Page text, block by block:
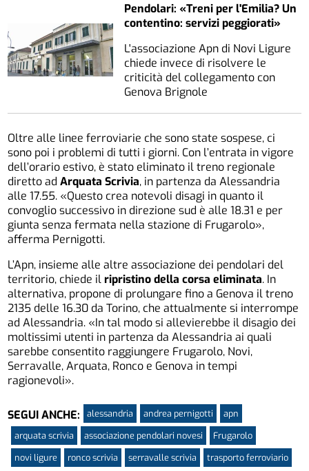
Pendolari: «Treni per l'Emilia? Un
contentino: servizi peggiorati»
L'associazione Apn di Novi Ligure
chiede invece di risolvere le
criticità del collegamento con
Genova Brignole
Oltre alle linee ferroviarie che sono state sospese, ci
sono poi i problemi di tutti i giorni. Con l’entrata in vigore
dell’orario estivo, è stato eliminato il treno regionale
diretto adArquata Scrivia, in partenza da Alessandria
alle 17.55. «Questo crea notevoli disagi in quanto il
convoglio successivo in direzione sud è alle 18.31 e per
giunta senza fermata nella stazione di Frugarolo»,
afferma Pernigotti.
L’Apn, insieme alle altre associazione dei pendolari del
territorio, chiede ilripristino della corsa eliminata. In
alternativa, propone di prolungare fino a Genova il treno
2135 delle 16.30 da Torino, che attualmente si interrompe
ad Alessandria. «In tal modo si allevierebbe il disagio dei
moltissimi utenti in partenza da Alessandria ai quali
sarebbe consentito raggiungere Frugarolo, Novi,
Serravalle, Arquata, Ronco e Genova in tempi
ragionevoli».
SEGUI ANCHE: alessandria andrea pernigotti
apn
arquata scrivia
associazione pendolari novesi
Frugarolo
novi ligure
ronco scrivia serravalle scrivia trasporto ferroviario